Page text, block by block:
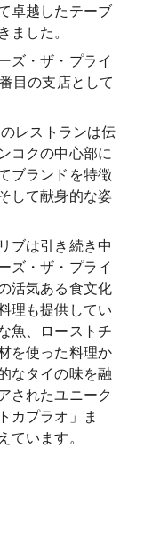
卓越したテーブ
した。
ズ・ザ・プライ
目の支店として
レストランは伝
コクの中心部に
ブランドを特徴
して献身的な姿
ブは引き続き中
ズ・ザ・プライ
活気ある食文化
理も提供してい
魚、ローストチ
を使った料理か
なタイの味を融
されたユニーク
カプラオ」ま
います。